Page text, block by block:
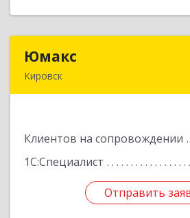
Юмакс
Кировск
Клиентов на сопровождении
1С:Специалист
Отправить
Отправить